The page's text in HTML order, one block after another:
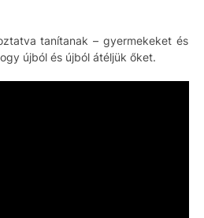
tanítanak – gyermekeket és
újból és újból átéljük őket.